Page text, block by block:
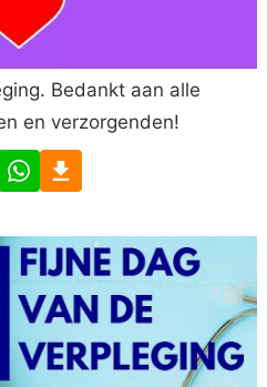
Bedankt aan alle
en verzorgenden!